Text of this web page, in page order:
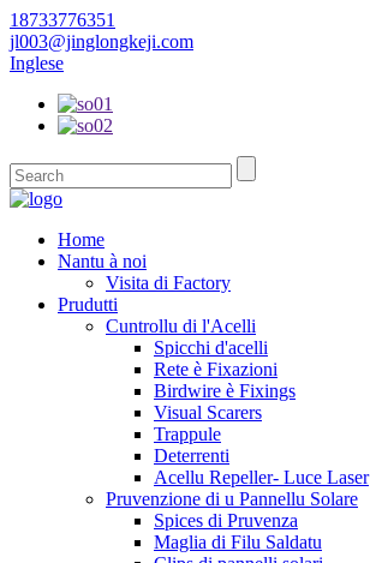
18733776351
jl003@jinglongkeji.com
Inglese
Home
Nantu à noi
Visita di Factory
Prudutti
Cuntrollu di l'Acelli
Spicchi d'acelli
Rete è Fixazioni
Birdwire è Fixings
Visual Scarers
Trappule
Deterrenti
Acellu Repeller- Luce Laser
Pruvenzione di u Pannellu Solare
Spices di Pruvenza
Maglia di Filu Saldatu